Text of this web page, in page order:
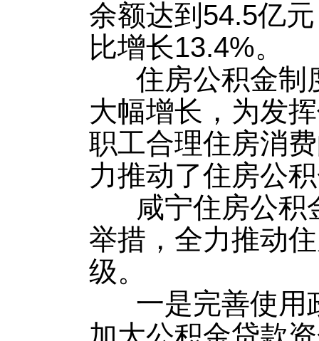
余额达到54.5亿
比增长13.4%。
住房公积金制
大幅增长，为发
职工合理住房消
力推动了住房公
咸宁住房公积
举措，全力推动
级。
一是完善使用